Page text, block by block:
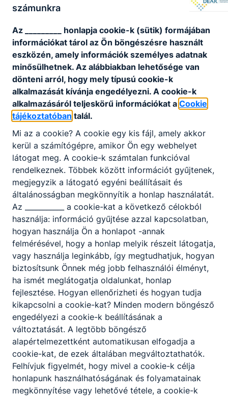
számunkra
Az _________ honlapja cookie-k (sütik) formájában
információkat tárol az Ön böngészésre használt
eszközén, amely információk személyes adatnak
minősülhetnek. Az alábbiakban lehetősége van
dönteni arról, hogy mely típusú cookie-k
alkalmazását kívánja engedélyezni. A cookie-k
alkalmazásáról teljeskörű információkat a Cookie
tájékoztatóban talál.
Mi az a cookie? A cookie egy kis fájl, amely akkor
kerül a számítógépre, amikor Ön egy webhelyet
látogat meg. A cookie-k számtalan funkcióval
rendelkeznek. Többek között információt gyűjtenek,
megjegyzik a látogató egyéni beállításait és
általánosságban megkönnyítik a honlap használatát.
Az ___________ a cookie-kat a következő célokból
használja: információ gyűjtése azzal kapcsolatban,
hogyan használja Ön a honlapot -annak
felmérésével, hogy a honlap melyik részeit látogatja,
vagy használja leginkább, így megtudhatjuk, hogyan
biztosítsunk Önnek még jobb felhasználói élményt,
ha ismét meglátogatja oldalunkat, honlap
fejlesztése. Hogyan ellenőrizheti és hogyan tudja
kikapcsolni a cookie-kat? Minden modern böngésző
engedélyezi a cookie-k beállításának a
változtatását. A legtöbb böngésző
alapértelmezettként automatikusan elfogadja a
cookie-kat, de ezek általában megváltoztathatók.
Felhívjuk figyelmét, hogy mivel a cookie-k célja
honlapunk használhatóságának és folyamatainak
megkönnyítése vagy lehetővé tétele, a cookie-k